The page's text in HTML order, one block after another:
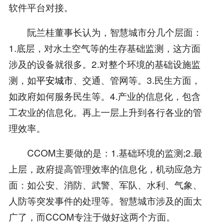
软件平台对接。
阮兰桂董事长认为，智慧城市分几个层面：
1.底层，对水土空气等的生存基础监测，这方面
涉及的设备就很多。2.对整个环境的基础设施监
测，如平安城市、交通、管网等。3.民生方面，
如政府如何服务民生等。4.产业的信息化，包含
工农业的信息化。再上一层上升到各行各业的管
理效率。
CCOM主要做的是：1.基础环境的监测;2.最
上层，政府提高管理效率的信息化，机动应急方
面：如公安、消防、武警、军队、水利、气象、
人防等突发事件的处理等。智慧城市涉及的面太
广了，而CCOM专注于做好这两个方面。